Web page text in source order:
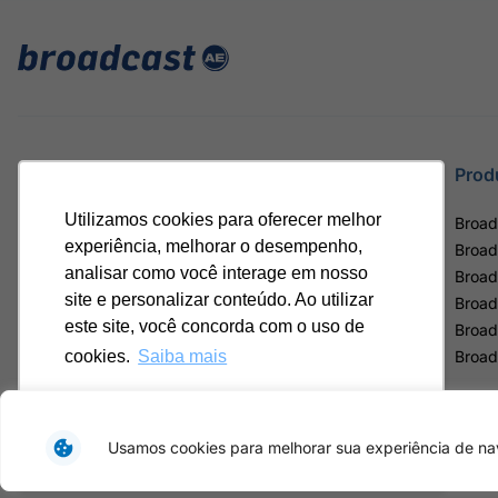
Utilizamos cookies para oferecer melhor
experiência, melhorar o desempenho,
analisar como você interage em nosso
site e personalizar conteúdo. Ao utilizar
este site, você concorda com o uso de
cookies. Saiba mais
Usamos cookies para melhorar sua experiência de
Notícias
Termos de uso
Política de privacidade
Contrato Máster Terminal
Releases Broadcast
Av. Eng.